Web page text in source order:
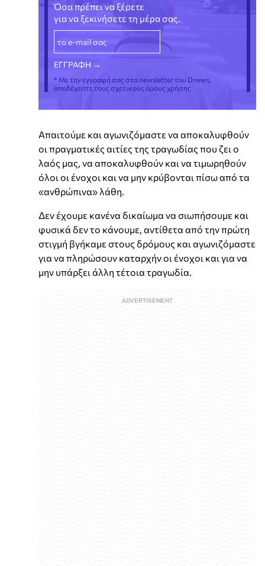
Όσα πρέπει να ξέρετε
για να ξεκινήσετε τη μέρα σας.
* Με την εγγραφή σας στο newsletter του Dnews,
αποδέχεστε τους σχετικούς όρους χρήσης
Απαιτούμε και αγωνιζόμαστε να αποκαλυφθούν
οι πραγματικές αιτίες της τραγωδίας που ζει ο
λαός μας, να αποκαλυφθούν και να τιμωρηθούν
όλοι οι ένοχοι και να μην κρύβονται πίσω από τα
«ανθρώπινα» λάθη.
Δεν έχουμε κανένα δικαίωμα να σιωπήσουμε και
φυσικά δεν το κάνουμε, αντίθετα από την πρώτη
στιγμή βγήκαμε στους δρόμους και αγωνιζόμαστε
για να πληρώσουν καταρχήν οι ένοχοι και για να
μην υπάρξει άλλη τέτοια τραγωδία.